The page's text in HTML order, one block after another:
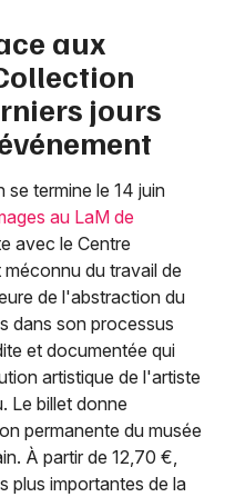
aux
jours
termine le 14 juin
au LaM de
avec le Centre
du travail de
de l'abstraction du
dans son processus
et documentée qui
artistique de l'artiste
Le billet donne
permanente du musée
À partir de 12,70 €,
plus importantes de la